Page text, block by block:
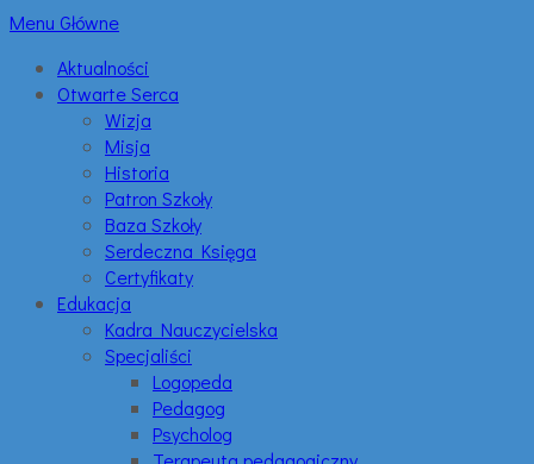
Menu Główne
Aktualności
Otwarte Serca
Wizja
Misja
Historia
Patron Szkoły
Baza Szkoły
Serdeczna Księga
Certyfikaty
Edukacja
Kadra Nauczycielska
Specjaliści
Logopeda
Pedagog
Psycholog